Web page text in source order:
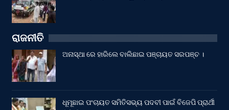
ରାଜନୀତି
ଅନାସ୍ଥା ରେ ହାରିଲେ ବାଲିଛାଇ ପଞ୍ଚାୟତ ସରପଞ୍ଚ ।
ଧୂମୂଛାଇ ପଂଚାୟତ ସମିତିସଭ୍ୟ ପଦବୀ ପାଇଁ ବିଜେପି ପ୍ରାର୍ଥୀ